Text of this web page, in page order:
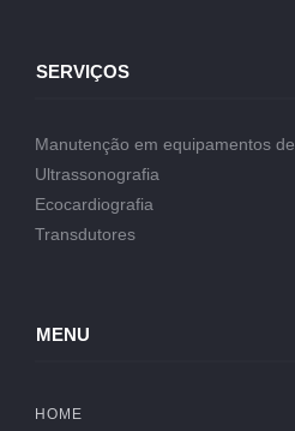
SERVIÇOS
Manutenção em equipamentos
Ultrassonografia
Ecocardiografia
Transdutores
MENU
HOME